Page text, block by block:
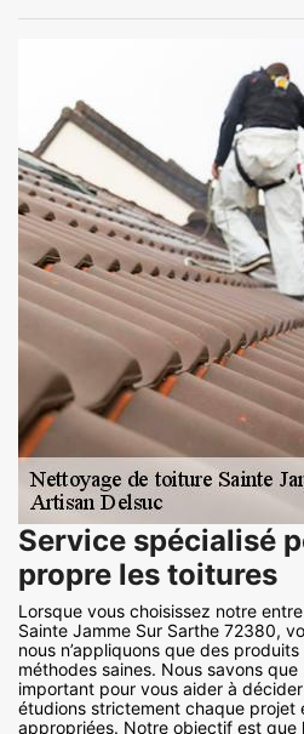
Service spécialisé
propre les toitures
Lorsque vous choisissez notre
Sainte Jamme Sur Sarthe 72380,
nous n’appliquons que des
méthodes saines. Nous savons
important pour vous aider à
étudions strictement chaque projet
appropriées. Notre objectif est que